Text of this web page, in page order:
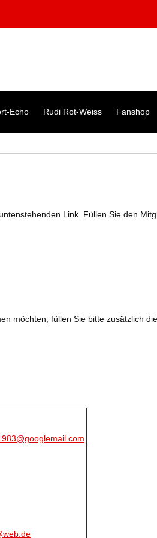
Echo Rudi Rot-Weiss Fanshop
Link. Füllen Sie den
möchten, füllen Sie bitte zusätzlich